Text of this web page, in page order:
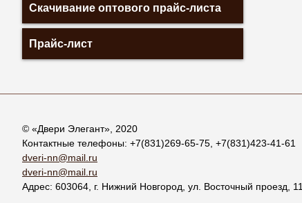
Скачивание оптового прайс-листа
Прайс-лист
© «Двери Элегант», 2020
Контактные телефоны: +7(831)269-65-75 +7(831)423-41-61
dveri-nn@mail.ru
dveri-nn@mail.ru
Адрес: 603064 , г. Нижний Новгород ул. Восточный проезд, 11